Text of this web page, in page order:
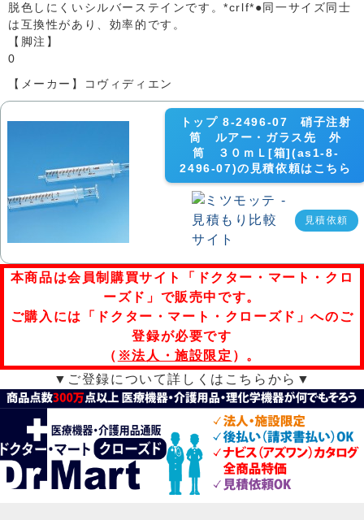
脱色しにくいシルバーステインです。*crlf*●同一サイズ同士
は互換性があり、効率的です。
【脚注】
0
【メーカー】コヴィディエン
トップ 8-2496-07 硝子注射
筒 ルアー・ガラス先 外
筒 ３０ｍＬ[箱](as1-8-
2496-07)の見積依頼はこちら
見積依頼
本商品は会員制購買サイト「ドクター・マート・クロ
ーズド」で販売中です。
ご購入には「ドクター・マート・クローズド」へのご
登録が必要です
（ ※法人・施設限定 ）。
▼ご登録について詳しくはこちらから▼